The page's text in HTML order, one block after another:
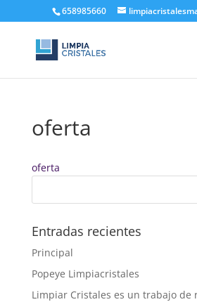
658985660
oferta
oferta
Entradas recientes
Principal
Popeye Limpiacristales
Limpiar Cristales es un trabajo de